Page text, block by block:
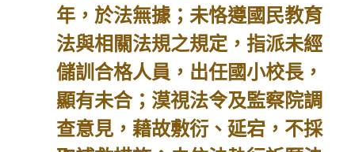
年，於法無據；未恪遵國民教育
法與相關法規之規定，指派未經
儲訓合格人員，出任國小校長，
顯有未合；漠視法令及監察院調
查意見，藉故敷衍、延宕，不採